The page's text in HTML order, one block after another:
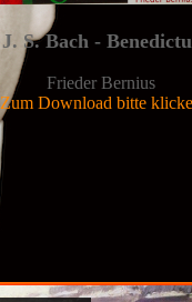
J. S. Bach -
Frieder Bernius
Zum Download bitte